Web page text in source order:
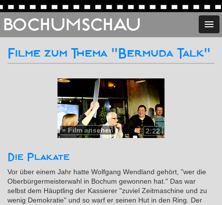
BOCHUMSCHAU
Filme zum Thema "Bermuda Talk"
2:22
»Film ansehen
Die Plakate
Vor über einem Jahr hatte Wolfgang Wendland gehört, "wer die
Oberbürgermeisterwahl in Bochum gewonnen hat." Das war
selbst dem Häuptling der Kassierer "zuviel Zeitmaschine und zu
wenig Demokratie" und so warf er seinen Hut in den Ring. Der